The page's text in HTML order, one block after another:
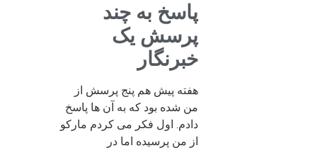
پاسخ به چند
پرسش یک
خبرنگار
هفته پیش هم پنج پرسش از
من شده بود که به آن ها پاسخ
دادم. اول فکر می کردم مارکو
از من پرسیده اما در